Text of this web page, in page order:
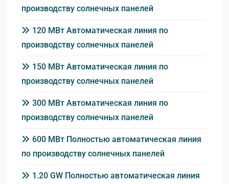
производству солнечных панелей
120 МВт Автоматическая линия по
производству солнечных панелей
150 МВт Автоматическая линия по
производству солнечных панелей
300 МВт Автоматическая линия по
производству солнечных панелей
600 МВт Полностью автоматическая линия
по производству солнечных панелей
1.20 GW Полностью автоматическая линия